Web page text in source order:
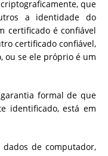
criptograficamente, que
a identidade do
certificado é confiável
certificado confiável,
ou se ele próprio é um
garantia formal de que
identificado, está em
dados de computador,